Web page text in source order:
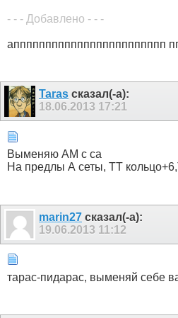
- - - Добавлено - - -
апппппппппппппппппппппппп
Taras сказал(-а):
18.06.2013 17:21
Выменяю АМ с са
На предлы А сеты, ТТ
marin27 сказал(-а):
19.06.2013 11:12
тарас-пидарас, выменяй себе